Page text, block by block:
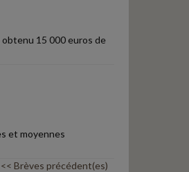
obtenu 15 000 euros de
et moyennes
<< Brèves précédent(es)